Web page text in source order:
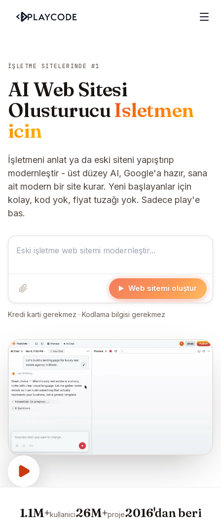
İŞLETME SITELERINDE #1
AI Web Sitesi
OlusturucuIsletmen
icin
İşletmeni anlat ya da eski siteni yapıştırıp
modernleştir - üst düzey AI, Google'a hazır, sana
ait modern bir site kurar. Yeni başlayanlar için
kolay, kod yok, fiyat tuzağı yok. Sadece play'e
bas.
Web sitemi oluştur
Kredi karti gerekmez · Kodlama bilgisi gerekmez
1.1M+kullanici26M+proje2016'dan beri